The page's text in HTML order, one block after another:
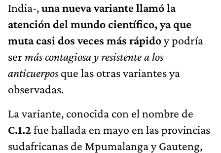
India-,una nueva variantellamó la
atencióndel mundo científico,ya que
muta casi dos veces más rápidoy podría
ser más contagiosa y resistente a los
anticuerposque las otras variantes ya
observadas.
La variante, conocida con el nombre de
C.1.2fue hallada en mayo en las provincias
sudafricanas de Mpumalanga y Gauteng,